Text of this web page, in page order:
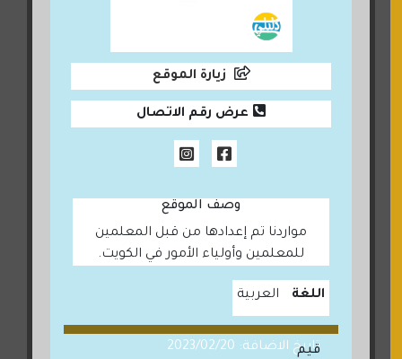
زيارة الموقع
عرض رقم الاتصال
وصف الموقع
مواردنا تم إعدادها من قبل المعلمين
للمعلمين وأولياء الأمور في الكويت.
اللغة العربية
تاريخ الاضافة: 2023/02/20
قيم